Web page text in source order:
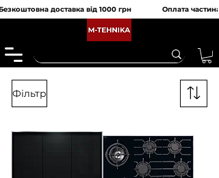
доставка від 1000 грн               Оплата
Фільтр